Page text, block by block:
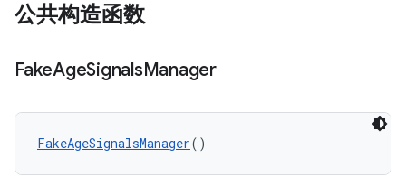
公共构造函数
FakeAgeSignalsManager
FakeAgeSignalsManager()